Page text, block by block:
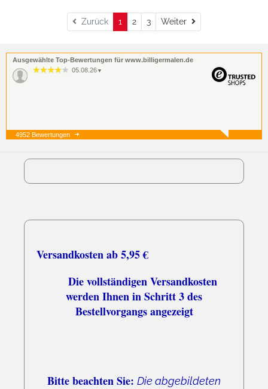
Zurück 1 2 3 Weiter Weiter
Ausgewählte Top-Bewertungen für www.billigermalen.de
05.08.26 ▼
05.08.26 ▼
4952 Bewertungen
Versandkosten ab 5,95 €
Die vollständigen Versandkosten
werden Ihnen in Schritt 3 des
Bestellvorgangs angezeigt
Bitte beachten Sie: Die abgebildeten